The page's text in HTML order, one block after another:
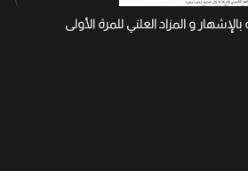
و المزاد العلني للمرة الأولى